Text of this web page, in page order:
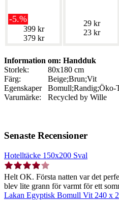
-5.%
399 kr
379 kr
29 kr
23 kr
Information om: Handduk
Storlek:
80x180 cm
Färg:
Beige;Brun;Vit
Egenskaper
Bomull;Randig;Öko-
Varumärke:
Recycled by Wille
Senaste Recensioner
Hotelltäcke 150x200 Sval
Helt OK. Första natten var det
blev lite grann för varmt för ett
Lakan Egyptisk Bomull Vit 240 x